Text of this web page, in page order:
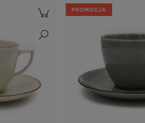
PROMOCJA